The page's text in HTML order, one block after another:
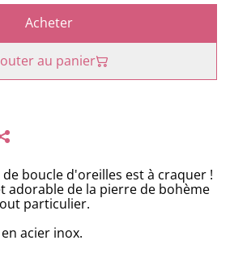
Acheter
au panier
boucle d'oreilles est à craquer !
adorable de la pierre de bohème
particulier.
acier inox.